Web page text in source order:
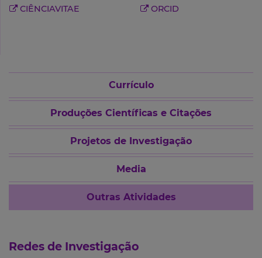
CIÊNCIAVITAE ORCID
Currículo
Produções Científicas e Citações
Projetos de Investigação
Media
Outras Atividades
Redes de Investigação